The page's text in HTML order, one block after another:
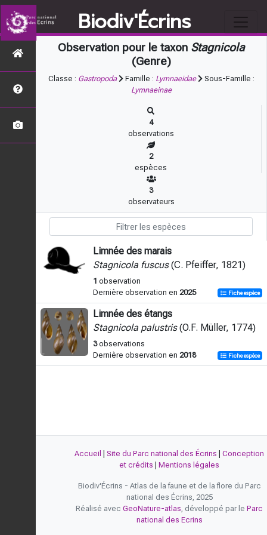
Biodiv'Écrins
Observation pour le taxon Stagnicola
(Genre)
Classe : Gastropoda Famille : Lymnaeidae
Sous-Famille :
Lymnaeinae
4
observations
2
espèces
3
observateurs
Limnée des marais
Stagnicola fuscus(C. Pfeiffer, 1821)
1 observation
Dernière observation en 2025 Fiche espèce
Limnée des étangs
Stagnicola palustris(O.F. Müller, 1774)
3observations
Dernière observation en 2018 Fiche espèce
Accueil Site du Parc national des Écrins
Conception
et crédits
Mentions légales
Biodiv'Écrins - Atlas de la faune et de la flore du Parc
national des Écrins, 2025
Réalisé avec GeoNature-atlas, développé par le Parc
national des Ecrins